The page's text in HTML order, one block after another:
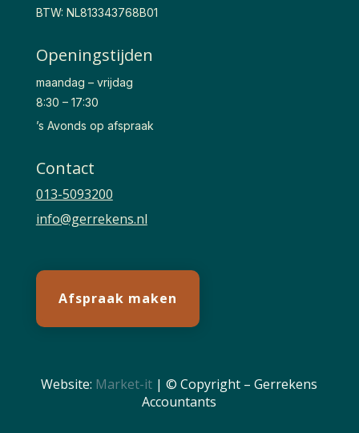
BTW: NL813343768B01
Openingstijden
maandag – vrijdag
8:30 – 17:30
’s Avonds op afspraak
Contact
013-5093200
info@gerrekens.nl
Afspraak maken
Website: Market-it | © Copyright – Gerrekens
Accountants